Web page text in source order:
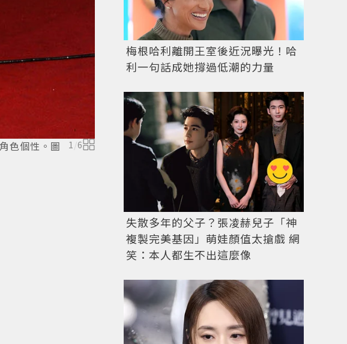
色個性。圖
1/6
凱莉穆莉根此次的服裝都以簡約風為主，頗符合時尚
這種風格。另外，她也嘗試了帥氣西裝褲裝。圖／達志
梅根哈利離開王室後近況曝光！哈
利一句話成她撐過低潮的力量
失散多年的父子？張凌赫兒子「神
複製完美基因」萌娃顏值太搶戲 網
笑：本人都生不出這麼像